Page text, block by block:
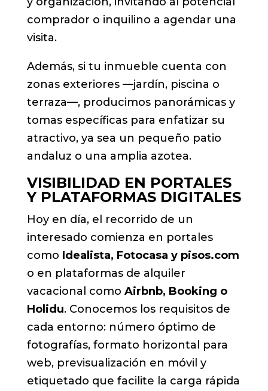
comprador o inquilino a agendar una
visita.
Además, si tu inmueble cuenta con
zonas exteriores —jardín, piscina o
terraza—, producimos panorámicas y
tomas específicas para enfatizar su
atractivo, ya sea un pequeño patio
andaluz o una amplia azotea.
VISIBILIDAD EN PORTALES
Y PLATAFORMAS DIGITALES
Hoy en día, el recorrido de un
interesado comienza en portales
como Idealista, Fotocasa y pisos.com
o en plataformas de alquiler
vacacional como Airbnb, Booking o
Holidu. Conocemos los requisitos de
cada entorno: número óptimo de
fotografías, formato horizontal para
web, previsualización en móvil y
etiquetado que facilite la carga rápida